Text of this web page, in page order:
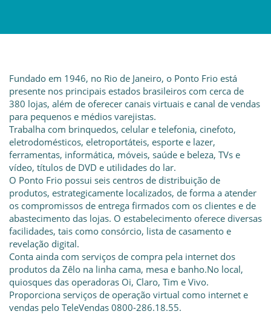
Fundado em 1946, no Rio de Janeiro, o Ponto Frio está
presente nos principais estados brasileiros com cerca de
380 lojas, além de oferecer canais virtuais e canal de vendas
para pequenos e médios varejistas.
Trabalha com brinquedos, celular e telefonia, cinefoto,
eletrodomésticos, eletroportáteis, esporte e lazer,
ferramentas, informática, móveis, saúde e beleza, TVs e
vídeo, títulos de DVD e utilidades do lar.
O Ponto Frio possui seis centros de distribuição de
produtos, estrategicamente localizados, de forma a atender
os compromissos de entrega firmados com os clientes e de
abastecimento das lojas. O estabelecimento oferece diversas
facilidades, tais como consórcio, lista de casamento e
revelação digital.
Conta ainda com serviços de compra pela internet dos
produtos da Zêlo na linha cama, mesa e banho.No local,
quiosques das operadoras Oi, Claro, Tim e Vivo.
Proporciona serviços de operação virtual como internet e
vendas pelo TeleVendas 0800-286.18.55.